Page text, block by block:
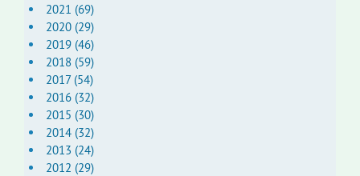
2021 (69)
2020 (29)
2019 (46)
2018 (59)
2017 (54)
2016 (32)
2015 (30)
2014 (32)
2013 (24)
2012 (29)